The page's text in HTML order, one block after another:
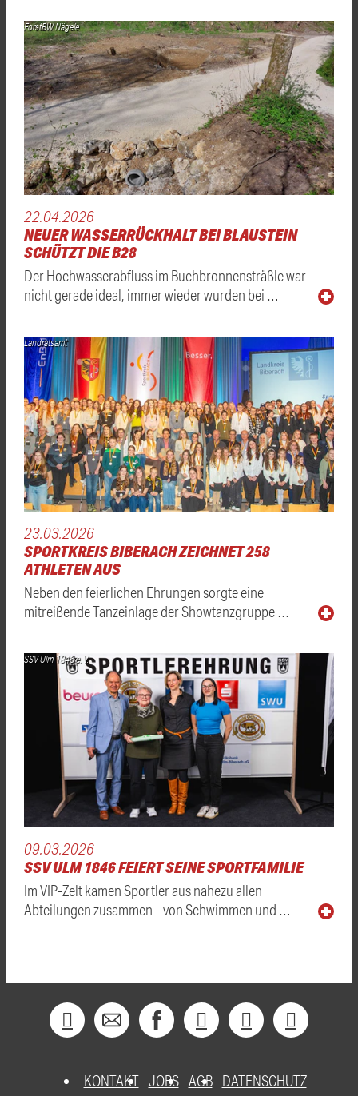
ForstBW Nägele
22.04.2026
NEUER WASSERRÜCKHALT BEI BLAUSTEIN
SCHÜTZT DIE B28
Der Hochwasserabfluss im Buchbronnensträßle war
nicht gerade ideal, immer wieder wurden bei …
Landratsamt
23.03.2026
SPORTKREIS BIBERACH ZEICHNET 258
ATHLETEN AUS
Neben den feierlichen Ehrungen sorgte eine
mitreißende Tanzeinlage der Showtanzgruppe …
SSV Ulm 1846 e. V.
09.03.2026
SSV ULM 1846 FEIERT SEINE SPORTFAMILIE
Im VIP-Zelt kamen Sportler aus nahezu allen
Abteilungen zusammen – von Schwimmen und …
KONTAKT JOBS AGB DATENSCHUTZ